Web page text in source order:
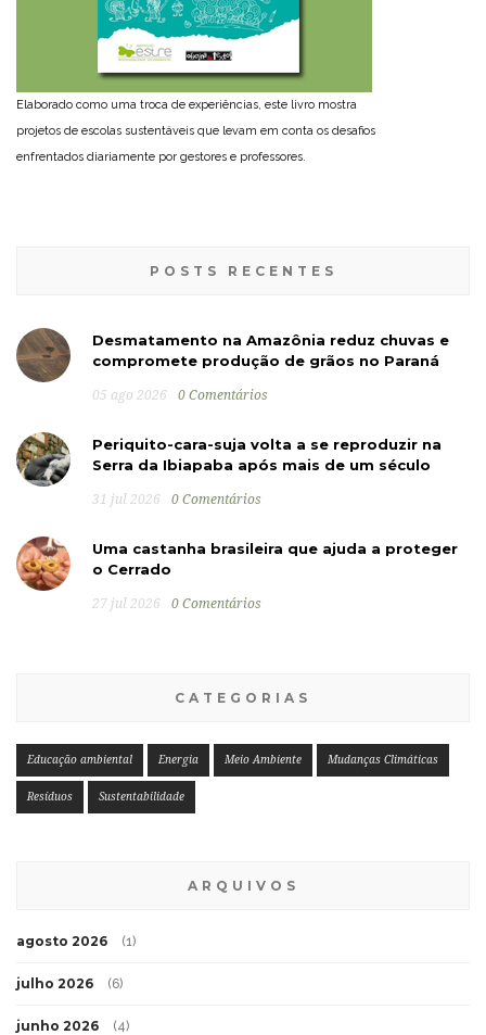
Elaborado como uma troca de experiências, este livro mostra
projetos de escolas sustentáveis que levam em conta os desafios
enfrentados diariamente por gestores e professores.
POSTS RECENTES
Desmatamento na Amazônia reduz chuvas e
compromete produção de grãos no Paraná
05 ago 2026 0 Comentários
Periquito-cara-suja volta a se reproduzir na
Serra da Ibiapaba após mais de um século
31 jul 2026 0 Comentários
Uma castanha brasileira que ajuda a proteger
o Cerrado
27 jul 2026 0 Comentários
CATEGORIAS
Educação ambiental Energia Meio Ambiente Mudanças Climáticas
Resíduos Sustentabilidade
ARQUIVOS
agosto 2026 (1)
julho 2026 (6)
junho 2026 (4)